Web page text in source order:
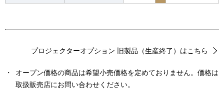
プロジェクターオプション 旧製品（生産終了）はこちら
・
オープン価格の商品は希望小売価格を定めておりません。価格は
取扱販売店にお問い合わせください。